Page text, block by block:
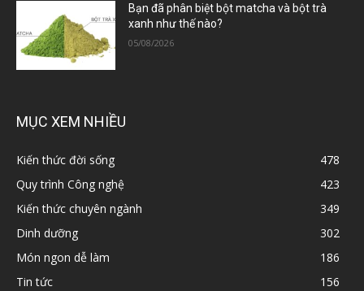
Bạn đã phân biệt bột matcha và bột trà
xanh như thế nào?
05/08/2026
MỤC XEM NHIỀU
Kiến thức đời sống
478
Quy trình Công nghệ
423
Kiến thức chuyên ngành
349
Dinh dưỡng
302
Món ngon dễ làm
186
Tin tức
156